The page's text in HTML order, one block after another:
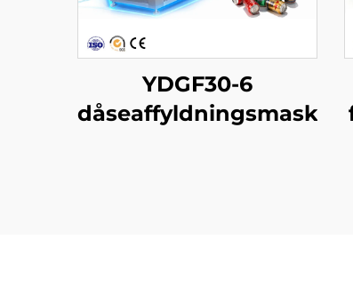
YDGF30-6
dåseaffyldningsmaskine